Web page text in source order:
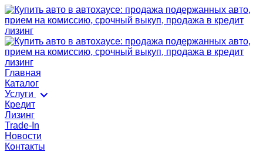
Главная
Каталог
Услуги
Кредит
Лизинг
Trade-In
Новости
Контакты